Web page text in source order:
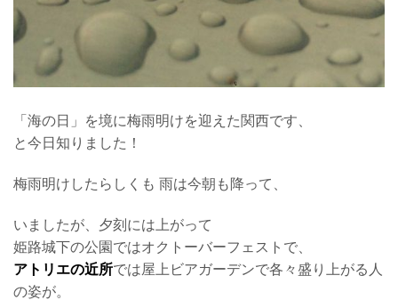
「海の日」を境に梅雨明けを迎えた関西です、
と今日知りました！
梅雨明けしたらしくも 雨は今朝も降って、
いましたが、夕刻には上がって
姫路城下の公園ではオクトーバーフェストで、
アトリエの近所では屋上ビアガーデンで各々盛り上がる人
の姿が。